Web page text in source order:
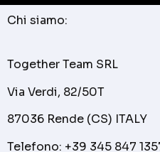
Chi siamo:
Together Team SRL
Via Verdi, 82/50T
87036 Rende (CS) ITALY
Telefono: +39 345 847